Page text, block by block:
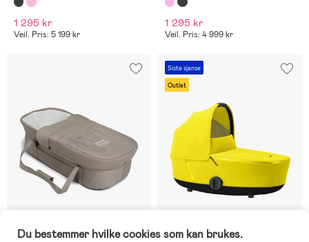
1 295 kr
Veil. Pris: 5 199 kr
1 295 kr
Veil. Pris: 4 999 kr
Siste sjanse
Outlet
Du bestemmer hvilke cookies som kan brukes.